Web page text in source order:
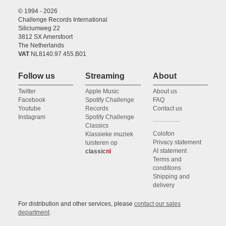
© 1994 - 2026
Challenge Records International
Siliciumweg 22
3812 SX Amersfoort
The Netherlands
VATNL8140.97.455.B01
Follow us
Twitter
Facebook
Youtube
Instagram
Streaming
Apple Music
Spotify Challenge
Records
Spotify Challenge
Classics
Klassieke muziek
luisteren op
classicnl
About
About us
FAQ
Contact us
Colofon
Privacy statement
AI statement
Terms and
conditions
Shipping and
delivery
For distribution and other services, please contact our sales
department